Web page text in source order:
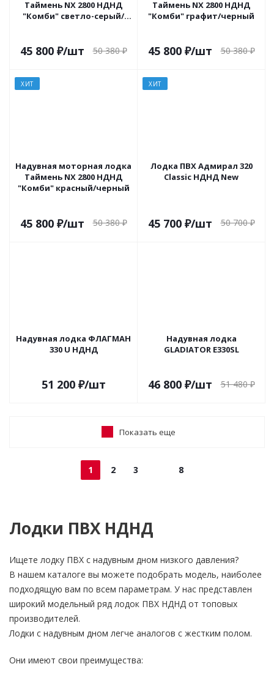
Таймень NX 2800 НДНД
"Комби" светло-серый/
45 800₽/шт 50 380₽
Таймень NX 2800 НДНД
"Комби" графит/черный
45 800₽/шт 50 380₽
ХИТ
Надувная моторная лодка
Таймень NX 2800 НДНД
"Комби" красный/черный
45 800₽/шт 50 380₽
ХИТ
Лодка ПВХ Адмирал 320
Classic НДНД New
45 700₽/шт 50 700₽
Надувная лодка ФЛАГМАН
330 U НДНД
51 200₽/шт
Надувная лодка
GLADIATOR E330SL
46 800₽/шт 51 480₽
Показать еще
1 2 3 8
Лодки ПВХ НДНД
Ищете лодку ПВХ с надувным дном низкого давления?
В нашем каталоге вы можете подобрать модель, наиболее
подходящую вам по всем параметрам. У нас представлен
широкий модельный ряд лодок ПВХ НДНД от топовых
производителей.
Лодки с надувным дном легче аналогов с жестким полом.
Они имеют свои преимущества: